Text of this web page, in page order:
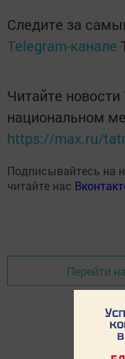
Следите за
Telegram-канале
Читайте новости
национальном
https://max.ru/
Подписывайтесь на
читайте нас
Перейти